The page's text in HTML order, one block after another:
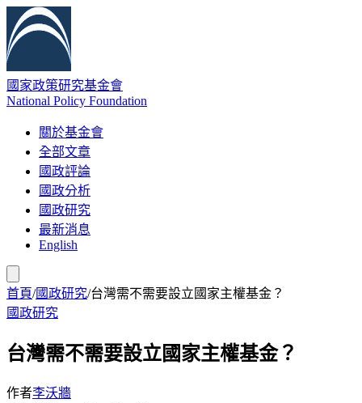
國家政策研究基金會
National Policy Foundation
關於基金會
全部文章
國政評論
國政分析
國政研究
最新消息
English
首頁/國政研究/台灣需不需要設立國家主權基金？
國政研究
台灣需不需要設立國家主權基金？
作者李沃牆